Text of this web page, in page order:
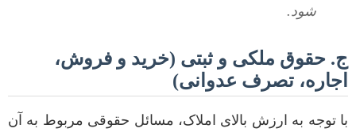
شود.
ج. حقوق ملکی و ثبتی (خرید و فروش،
اجاره، تصرف عدوانی)
با توجه به ارزش بالای املاک، مسائل حقوقی مربوط به آن